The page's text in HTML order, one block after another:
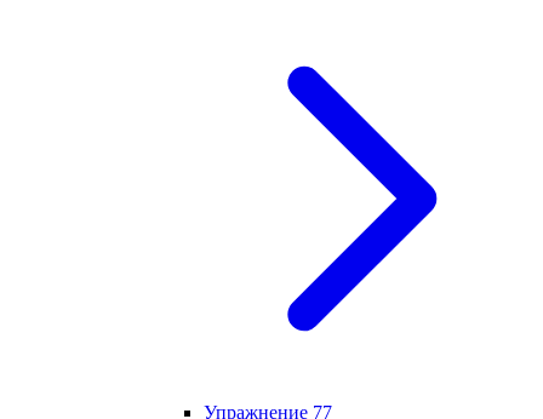
Упражнение 77